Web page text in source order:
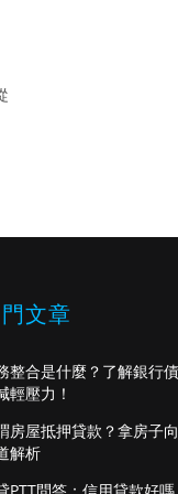
文章
整合是什麼？了解銀行
輕壓力！
房屋抵押貸款？拿房子
解析